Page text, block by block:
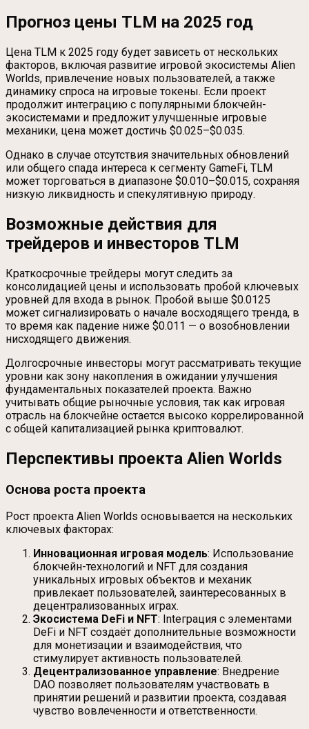
Прогноз цены TLM на 2025 год
Цена TLM к 2025 году будет зависеть от нескольких
факторов, включая развитие игровой экосистемы Alien
Worlds, привлечение новых пользователей, а также
динамику спроса на игровые токены. Если проект
продолжит интеграцию с популярными блокчейн-
экосистемами и предложит улучшенные игровые
механики, цена может достичь $0.025–$0.035.
Однако в случае отсутствия значительных обновлений
или общего спада интереса к сегменту GameFi, TLM
может торговаться в диапазоне $0.010–$0.015, сохраняя
низкую ликвидность и спекулятивную природу.
Возможные действия для
трейдеров и инвесторов TLM
Краткосрочные трейдеры могут следить за
консолидацией цены и использовать пробой ключевых
уровней для входа в рынок. Пробой выше $0.0125
может сигнализировать о начале восходящего тренда, в
то время как падение ниже $0.011 — о возобновлении
нисходящего движения.
Долгосрочные инвесторы могут рассматривать текущие
уровни как зону накопления в ожидании улучшения
фундаментальных показателей проекта. Важно
учитывать общие рыночные условия, так как игровая
отрасль на блокчейне остается высоко коррелированной
с общей капитализацией рынка криптовалют.
Перспективы проекта Alien Worlds
Основа роста проекта
Рост проекта Alien Worlds основывается на нескольких
ключевых факторах:
Инновационная игровая модель: Использование
блокчейн-технологий и NFT для создания
уникальных игровых объектов и механик
привлекает пользователей, заинтересованных в
децентрализованных играх.
Экосистема DeFi и NFT: Inteгpaция c элементами
DeFi и NFT создаёт дополнительные возможности
для монетизации и взаимодействия, что
стимулирует активность пользователей.
Децентрализованное управление: Внедрение
DAO позволяет пользователям участвовать в
принятии решений и развитии проекта, создавая
чувство вовлеченности и ответственности.